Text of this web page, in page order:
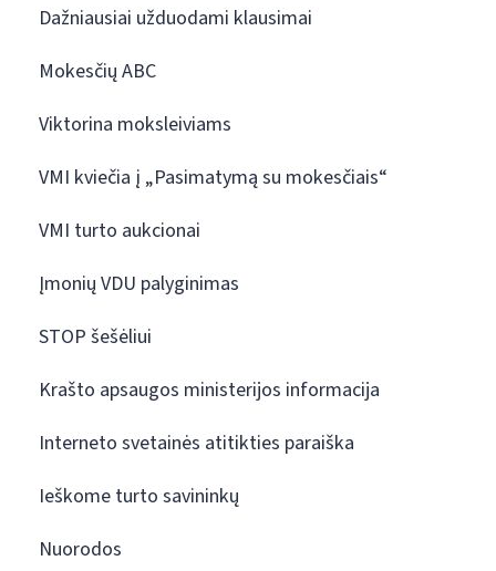
Dažniausiai užduodami klausimai
Mokesčių ABC
Viktorina moksleiviams
VMI kviečia į „Pasimatymą su mokesčiais“
VMI turto aukcionai
Įmonių VDU palyginimas
STOP šešėliui
Krašto apsaugos ministerijos informacija
Interneto svetainės atitikties paraiška
Ieškome turto savininkų
Nuorodos